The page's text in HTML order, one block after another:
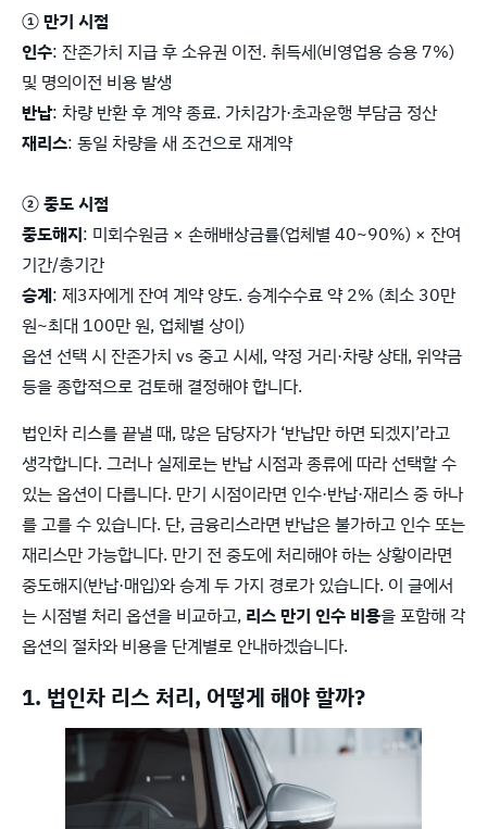
① 만기 시점
인수: 잔존가치 지급 후 소유권 이전. 취득세(비영업용 승용 7%)
및 명의이전 비용 발생
반납: 차량 반환 후 계약 종료. 가치감가·초과운행 부담금 정산
재리스: 동일 차량을 새 조건으로 재계약
② 중도 시점
중도해지: 미회수원금 × 손해배상금률(업체별 40~90%) × 잔여
기간/총기간
승계: 제3자에게 잔여 계약 양도. 승계수수료 약 2% (최소 30만
원~최대 100만 원, 업체별 상이)
옵션 선택 시 잔존가치 vs 중고 시세, 약정 거리·차량 상태, 위약금
등을 종합적으로 검토해 결정해야 합니다.
법인차 리스를 끝낼 때, 많은 담당자가 ‘반납만 하면 되겠지’라고
생각합니다. 그러나 실제로는 반납 시점과 종류에 따라 선택할 수
있는 옵션이 다릅니다. 만기 시점이라면 인수·반납·재리스 중 하나
를 고를 수 있습니다. 단, 금융리스라면 반납은 불가하고 인수 또는
재리스만 가능합니다. 만기 전 중도에 처리해야 하는 상황이라면
중도해지(반납·매입)와 승계 두 가지 경로가 있습니다. 이 글에서
는 시점별 처리 옵션을 비교하고, 리스 만기 인수 비용을 포함해 각
옵션의 절차와 비용을 단계별로 안내하겠습니다.
1. 법인차 리스 처리, 어떻게 해야 할까?